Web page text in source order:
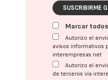
SUSCRIBIRME
Marcar todos
Autorizo el
avisos informativos
interempresas.net
Autorizo el
de terceros vía